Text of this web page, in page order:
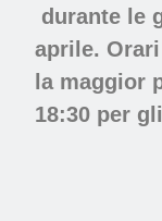
durante le
aprile.
la maggior
18:30 per